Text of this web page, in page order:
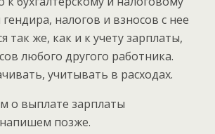
налогов и взносов с нее
так же, как и к учету зарплаты,
любого другого работника.
учитывать в расходах.
о выплате зарплаты
позже.